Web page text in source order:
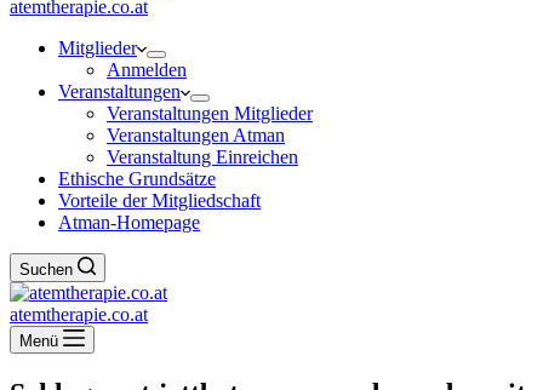
atemtherapie.co.at
Mitglieder
Anmelden
Veranstaltungen
Veranstaltungen Mitglieder
Veranstaltungen Atman
Veranstaltung Einreichen
Ethische Grundsätze
Vorteile der Mitgliedschaft
Atman-Homepage
Suchen
atemtherapie.co.at
Menü